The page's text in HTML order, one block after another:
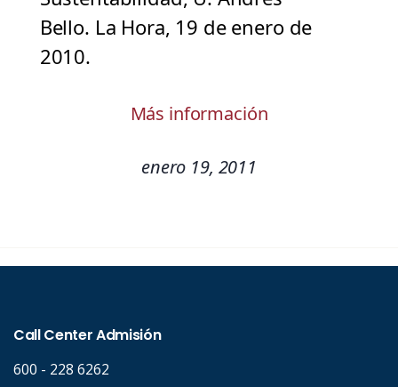
Bello. La Hora, 19 de enero de
2010.
Más información
enero 19, 2011